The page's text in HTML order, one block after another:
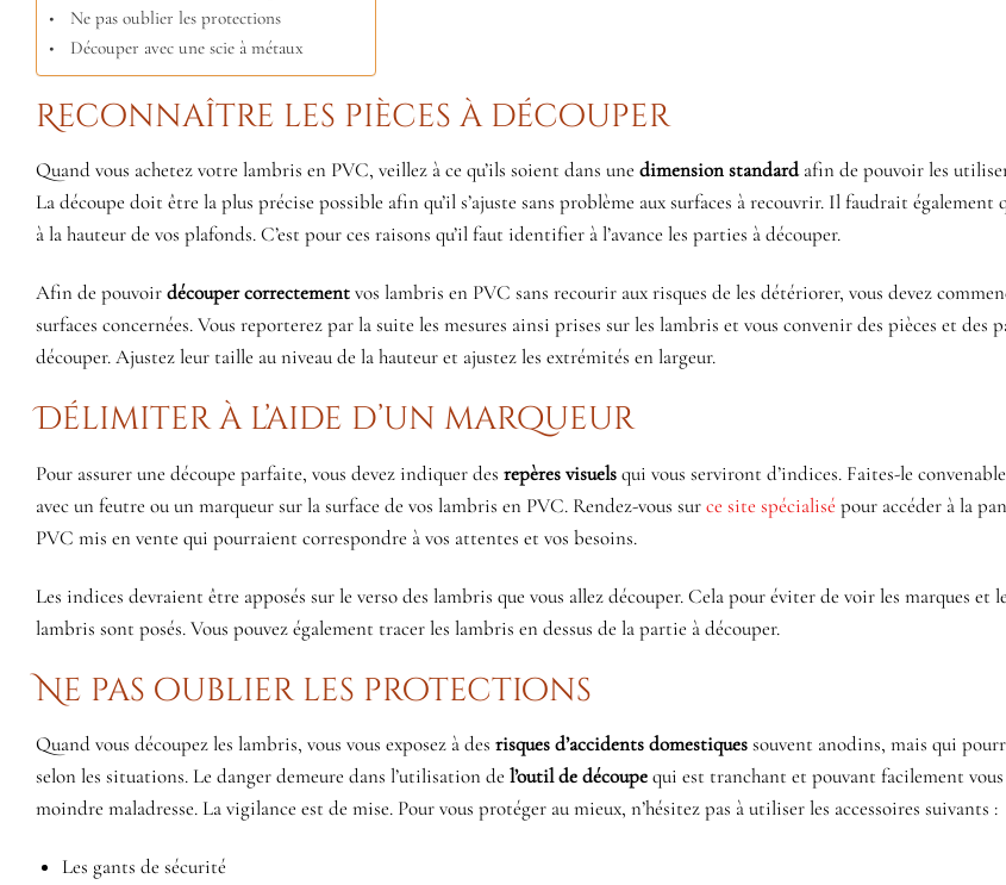
Ne pas oublier les protections
Découper avec une scie à métaux
Reconnaître les pièces à découper
Quand vous achetez votre lambris en PVC, veillez à ce qu’ils soient dans une dimension standardafin de pouvoir les
La découpe doit être la plus précise possible afin qu’il s’ajuste sans problème aux surfaces à recouvrir. Il faudrait également
à la hauteur de vos plafonds. C’est pour ces raisons qu’il faut identifier à l’avance les parties à découper.
Afin de pouvoirdécouper correctementvos lambris en PVC sans recourir aux risques de les détériorer, vous devez
surfaces concernées. Vous reporterez par la suite les mesures ainsi prises sur les lambris et vous convenir des pièces et des
découper. Ajustez leur taille au niveau de la hauteur et ajustez les extrémités en largeur.
Délimiter à l’aide d’un marqueur
Pour assurer une découpe parfaite, vous devez indiquer des repères visuelsqui vous serviront d’indices. Faites-le
avec un feutre ou un marqueur sur la surface de vos lambris en PVC. Rendez-vous surce site spécialisé pour accéder à la
PVC mis en vente qui pourraient correspondre à vos attentes et vos besoins.
Les indices devraient être apposés sur le verso des lambris que vous allez découper. Cela pour éviter de voir les marques et
lambris sont posés. Vous pouvez également tracer les lambris en dessus de la partie à découper.
Ne pas oublier les protections
Quand vous découpez les lambris, vous vous exposez à des risques d’accidents domestiquessouvent anodins, mais qui
selon les situations. Le danger demeure dans l’utilisation de l’outil de découpequi est tranchant et pouvant facilement vous
moindre maladresse. La vigilance est de mise. Pour vous protéger au mieux, n’hésitez pas à utiliser les accessoires suivants :
Les gants de sécurité